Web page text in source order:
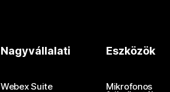
Nagyvállalati
Webex Suite
Eszközök
Mikrofonos